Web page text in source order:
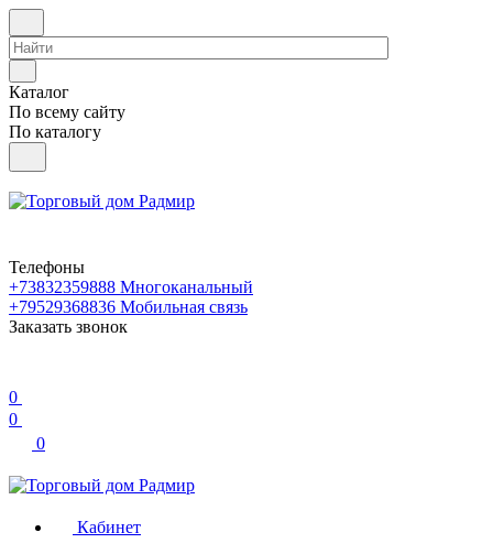
Каталог
По всему сайту
По каталогу
Телефоны
+73832359888 Многоканальный
+79529368836 Мобильная связь
Заказать звонок
0
0
0
Кабинет